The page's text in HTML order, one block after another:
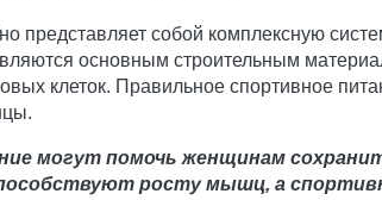
собой комплексную
основным строительным
клеток. Правильное спортивное
могут помочь женщинам
росту мышц, а